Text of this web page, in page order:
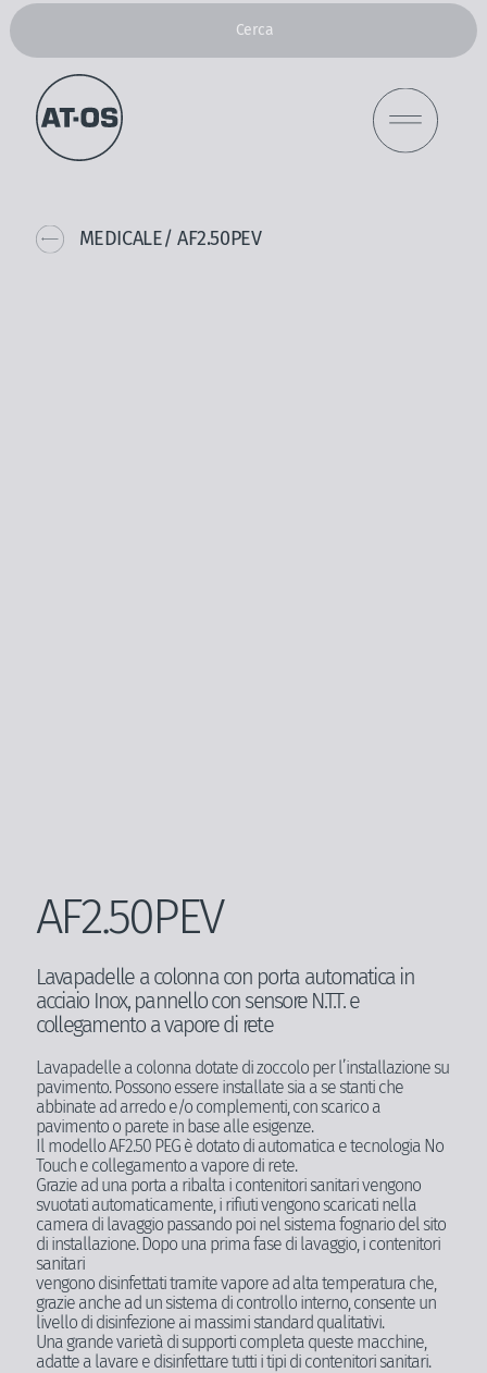
Cerca
ITFR
MEDICALE/ AF2.50PEV
AF2.50PEV
Lavapadelle a colonna con porta automatica in
acciaio Inox, pannello con sensore N.T.T. e
collegamento a vapore di rete
Lavapadelle a colonna dotate di zoccolo per l’installazione su
pavimento. Possono essere installate sia a se stanti che
abbinate ad arredo e/o complementi, con scarico a
pavimento o parete in base alle esigenze.
Il modello AF2.50 PEG è dotato di automatica e tecnologia No
Touch e collegamento a vapore di rete.
Grazie ad una porta a ribalta i contenitori sanitari vengono
svuotati automaticamente, i rifiuti vengono scaricati nella
camera di lavaggio passando poi nel sistema fognario del sito
di installazione. Dopo una prima fase di lavaggio, i contenitori
sanitari
vengono disinfettati tramite vapore ad alta temperatura che,
grazie anche ad un sistema di controllo interno, consente un
livello di disinfezione ai massimi standard qualitativi.
Una grande varietà di supporti completa queste macchine,
adatte a lavare e disinfettare tutti i tipi di contenitori sanitari.